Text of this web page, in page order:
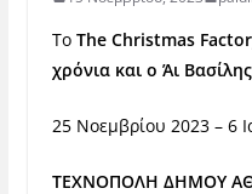
ΤοThe Christmas
χρόνια και ο Άι
25 Νοεμβρίου 2023 – 6
ΤΕΧΝΟΠΟΛΗ ΔΗΜΟΥ